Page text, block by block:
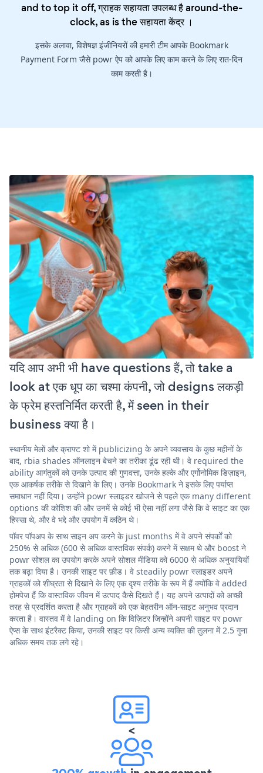
and to top it off, ग्राहक सहायता उपलब्ध है around-the-
clock, as is theसहायता केंद्र।
इसके अलावा, विशेषज्ञ इंजीनियरों की हमारी टीम आपके Bookmark
Payment Form जैसे powr ऐप को आपके लिए काम करने के लिए रात-दिन
काम करती है।
यदि आप अभी भी have questions हैं, तो take a
look at एक धूप का चश्मा कंपनी, जो designs लकड़ी
के फ्रेम हस्तनिर्मित करती है, में seen in their
business क्या है।
स्थानीय मेलों और क्राफ्ट शो में publicizing के अपने व्यवसाय के कुछ महीनों के
बाद, rbia shades ऑनलाइन बेचने का तरीका ढूंढ रही थी। वे required the
ability आगंतुकों को उनके उत्पाद की गुणवत्ता, उनके हल्के और एर्गोनोमिक डिज़ाइन,
एक आकर्षक तरीके से दिखाने के लिए। उनके Bookmark ने इसके लिए पर्याप्त
समाधान नहीं दिया। उन्होंने powr स्लाइडर खोजने से पहले एक many different
options की कोशिश की और उनमें से कोई भी ऐसा नहीं लगा जैसे कि वे साइट का एक
हिस्सा थे, और वे भद्दे और उपयोग में कठिन थे।
पॉवर पॉपअप के साथ साइन अप करने के just months में वे अपने संपर्कों को
250% से अधिक (600 से अधिक वास्तविक संपर्क) करने में सक्षम थे और boost ने
powr सोशल का उपयोग करके अपने सोशल मीडिया को 6000 से अधिक अनुयायियों
तक बढ़ा दिया है। उनकी साइट पर फ़ीड। वे steadily powr स्लाइडर अपने
ग्राहकों को शीघ्रता से दिखाने के लिए एक दृश्य तरीके के रूप में हैं क्योंकि वे added
होमपेज हैं कि वास्तविक जीवन में उत्पाद कैसे दिखते हैं। यह अपने उत्पादों को अच्छी
तरह से प्रदर्शित करता है और ग्राहकों को एक बेहतरीन ऑन-साइट अनुभव प्रदान
करता है। वास्तव में वे landing on कि विज़िटर जिन्होंने अपनी साइट पर powr
ऐप्स के साथ इंटरैक्ट किया, उनकी साइट पर किसी अन्य व्यक्ति की तुलना में 2.5 गुना
अधिक समय तक लगे रहे।
<